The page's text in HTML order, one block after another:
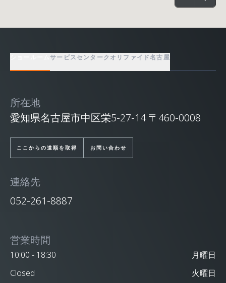
ショールームサービスセンタークオリファイド名古屋
所在地
愛知県名古屋市中区栄5-27-14 〒460-0008
ここからの道順を取得 お問い合わせ
連絡先
052-261-8887
営業時間
10:00 - 18:30
月曜日
Closed
火曜日